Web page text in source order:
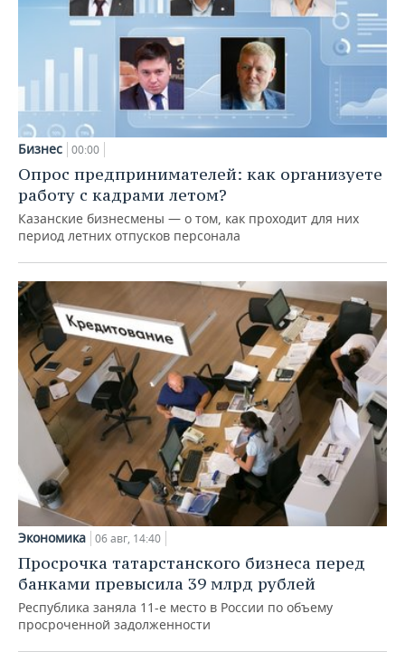
Бизнес 00:00
Опрос предпринимателей: как организуете
работу с кадрами летом?
Казанские бизнесмены — о том, как проходит для них
период летних отпусков персонала
Экономика 06 авг, 14:40
Просрочка татарстанского бизнеса перед
банками превысила 39 млрд рублей
Республика заняла 11-е место в России по объему
просроченной задолженности